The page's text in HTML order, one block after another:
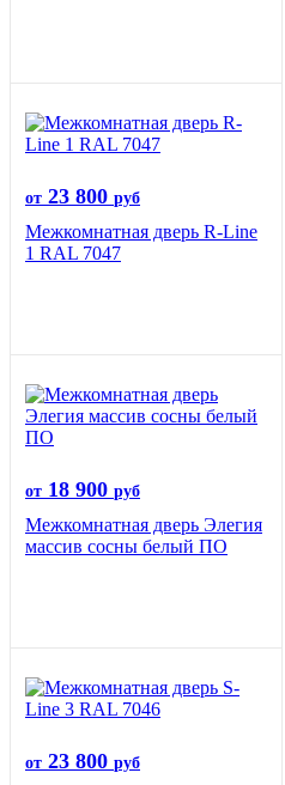
от 23 800 руб
Межкомнатная дверь R-Line
1 RAL 7047
от 18 900 руб
Межкомнатная дверь Элегия
массив сосны белый ПО
от 23 800 руб